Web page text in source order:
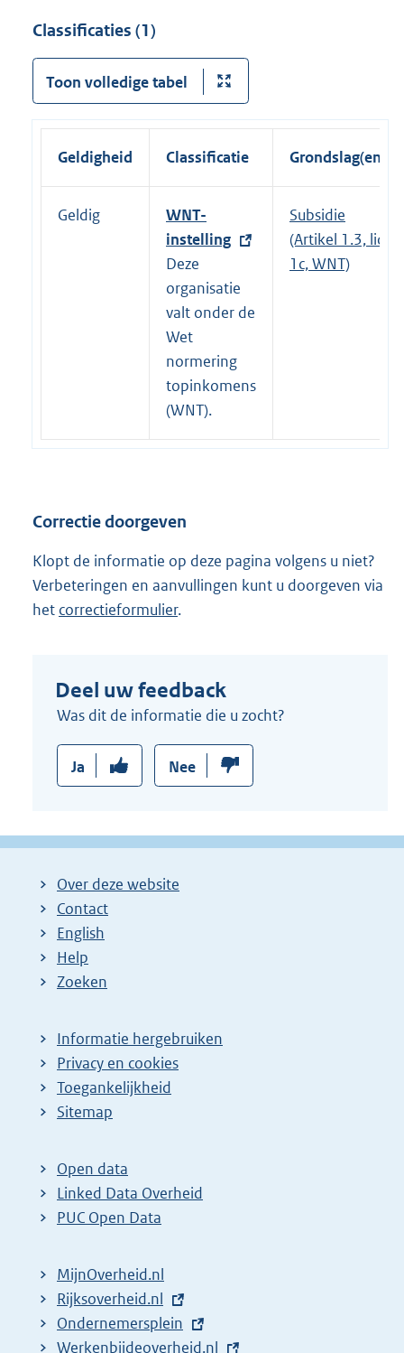
Classificaties (1)
Toon volledige tabel
Geldigheid Classificatie Grondslag(en)
Geldig
E
x
t
e
r
n
e
l
i
n
WNT-
instelling
Deze
organisatie
valt onder de
Wet
normering
topinkomens
(WNT).
Subsidie
(Artikel 1.3, lid
1c, WNT)
Correctie doorgeven
Klopt de informatie op deze pagina volgens u niet?
Verbeteringen en aanvullingen kunt u doorgeven via
het correctieformulier.
Deel uw feedback
Was dit de informatie die u zocht?
Ja Nee
Over deze website
Contact
English
Help
Zoeken
Informatie hergebruiken
Privacy en cookies
Toegankelijkheid
Sitemap
Open data
Linked Data Overheid
PUC Open Data
MijnOverheid.nl
E
x
t
Rijksoverheid.nl
E
x
Ondernemersplein
E
Werkenbijdeoverheid.nl